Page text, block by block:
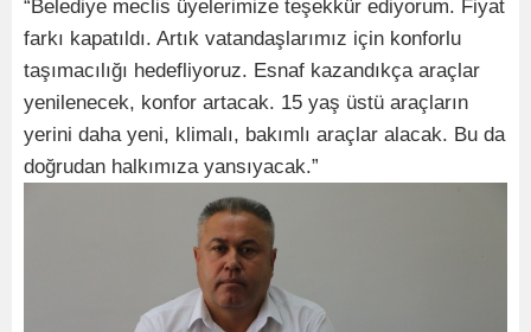
“Belediye meclis üyelerimize teşekkür ediyorum. Fiyat
farkı kapatıldı. Artık vatandaşlarımız için konforlu
taşımacılığı hedefliyoruz. Esnaf kazandıkça araçlar
yenilenecek, konfor artacak. 15 yaş üstü araçların
yerini daha yeni, klimalı, bakımlı araçlar alacak. Bu da
doğrudan halkımıza yansıyacak.”